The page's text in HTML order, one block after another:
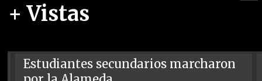
+ Vistas
Estudiantes secundarios marcharon